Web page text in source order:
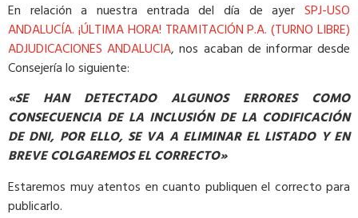
En relación a nuestra entrada del día de ayer SPJ-USO
ANDALUCÍA. ¡ÚLTIMA HORA! TRAMITACIÓN P.A. (TURNO LIBRE)
ADJUDICACIONES ANDALUCIA, nos acaban de informar desde
Consejería lo siguiente:
«SE HAN DETECTADO ALGUNOS ERRORES COMO
CONSECUENCIA DE LA INCLUSIÓN DE LA CODIFICACIÓN
DE DNI, POR ELLO, SE VA A ELIMINAR EL LISTADO Y EN
BREVE COLGAREMOS EL CORRECTO»
Estaremos muy atentos en cuanto publiquen el correcto para
publicarlo.